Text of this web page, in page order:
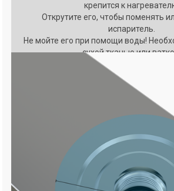
крепится к
Открутите его, чтобы поменять
испаритель.
Не мойте его при помощи воды!
сухой тканью или